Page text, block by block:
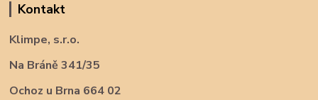
Kontakt
Klimpe, s.r.o.
Na Bráně 341/35
Ochoz u Brna 664 02